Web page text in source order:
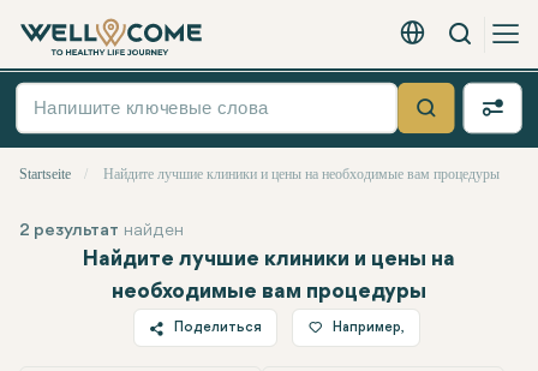
Русский - EUR
Вызов
Быстрое
Suche
Startseite Найдите лучшие клиники и цены на необходимые вам процедуры
Найдите лучшие клиники и цены на
необходимые вам процедуры
2 результат найден
Поделиться Например,